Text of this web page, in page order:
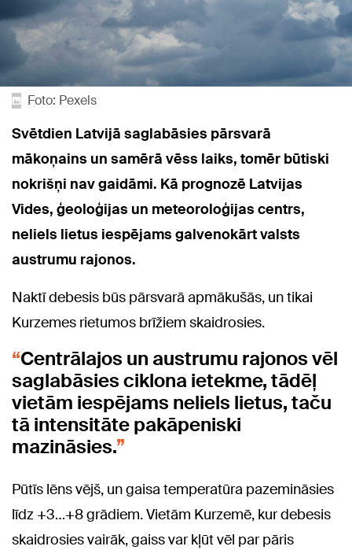
Foto: Pexels
Svētdien Latvijā saglabāsies pārsvarā
mākoņains un samērā vēss laiks, tomēr būtiski
nokrišņi nav gaidāmi. Kā prognozē Latvijas
Vides, ģeoloģijas un meteoroloģijas centrs,
neliels lietus iespējams galvenokārt valsts
austrumu rajonos.
Naktī debesis būs pārsvarā apmākušās, un tikai
Kurzemes rietumos brīžiem skaidrosies.
Centrālajos un austrumu rajonos vēl
saglabāsies ciklona ietekme, tādēļ
vietām iespējams neliels lietus, taču
tā intensitāte pakāpeniski
mazināsies.
Pūtīs lēns vējš, un gaisa temperatūra pazemināsies
līdz +3…+8 grādiem. Vietām Kurzemē, kur debesis
skaidrosies vairāk, gaiss var kļūt vēl par pāris